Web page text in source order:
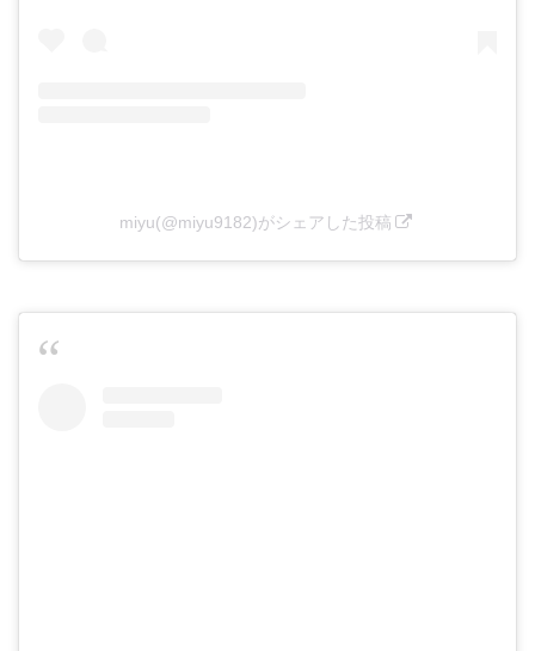
miyu(@miyu9182)がシェアした投稿